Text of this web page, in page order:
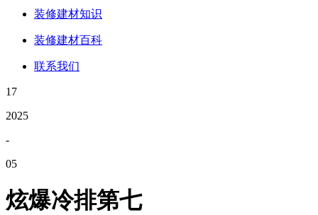
装修建材知识
装修建材百科
联系我们
17
2025
-
05
炫爆冷排第七